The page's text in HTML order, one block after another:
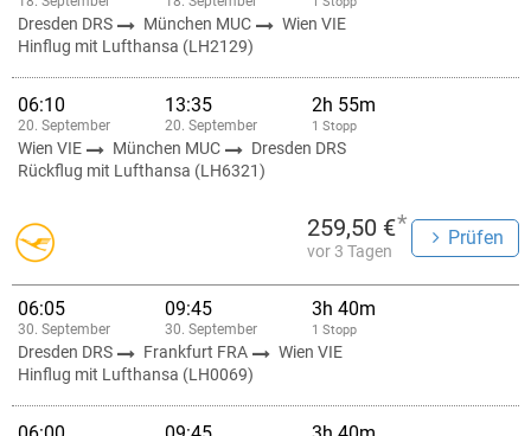
Dresden DRS München MUC
Wien VIE
Hinflug mit Lufthansa (LH2129)
06:10
20. September
13:35
20. September
2h 55m
1 Stopp
Wien VIE München MUC
Dresden DRS
Rückflug mit Lufthansa (LH6321)
259,50 €*
vor 3 Tagen
Prüfen
06:05
30. September
09:45
30. September
3h 40m
1 Stopp
Dresden DRS Frankfurt FRA
Wien VIE
Hinflug mit Lufthansa (LH0069)